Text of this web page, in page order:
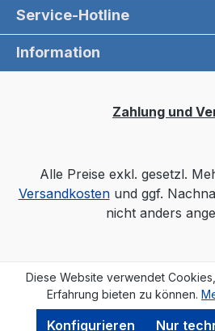
Service-Hotline
Information
Zahlung und
Alle Preise exkl. gesetzl.
Versandkostenund ggf.
nicht anders
Diese Website verwendet
Erfahrung bieten zu können.
Nur
Konfigurieren